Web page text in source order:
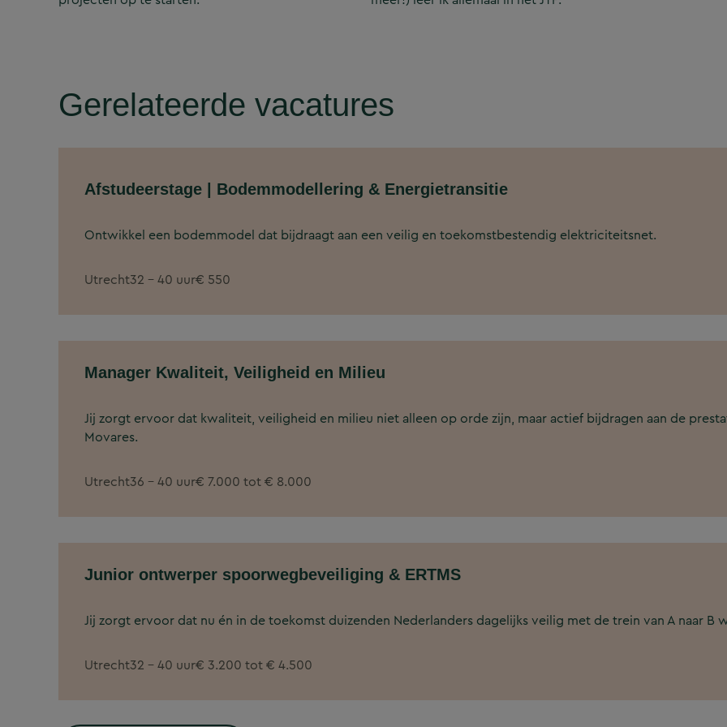
Gerelateerde vacatures
Afstudeerstage | Bodemmodellering & Energietransitie
Ontwikkel een bodemmodel dat bijdraagt aan een veilig en toekomstbestendig elektriciteitsnet.
Utrecht32 - 40 uur€ 550
Manager Kwaliteit, Veiligheid en Milieu
Jij zorgt ervoor dat kwaliteit, veiligheid en milieu niet alleen op orde zijn, maar actief bijdragen aan de
Movares.
Utrecht36 - 40 uur€ 7.000 tot € 8.000
Junior ontwerper spoorwegbeveiliging & ERTMS
Jij zorgt ervoor dat nu én in de toekomst duizenden Nederlanders dagelijks veilig met de trein van A naar B
Utrecht32 - 40 uur€ 3.200 tot € 4.500